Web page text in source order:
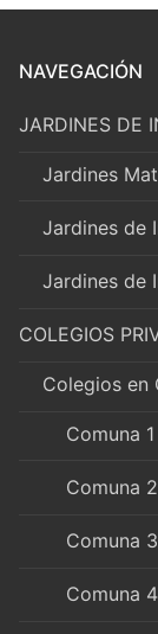
NAVEGACIÓN
JARDINES DE
Jardines
Jardines de
Jardines de
COLEGIOS
Colegios en
Comuna 1
Comuna 2
Comuna 3
Comuna 4